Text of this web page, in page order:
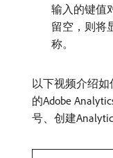
输入的键值
留空，则将
称。
以下视频介绍如
的Adobe
号、创建